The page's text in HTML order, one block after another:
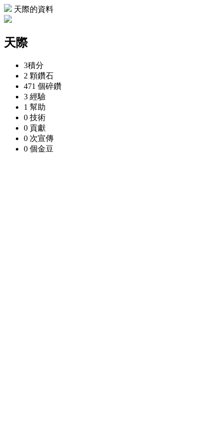
天際的資料
天際
3積分
2 顆鑽石
471 個碎鑽
3 經驗
1 幫助
0 技術
0 貢獻
0 次宣傳
0 個金豆